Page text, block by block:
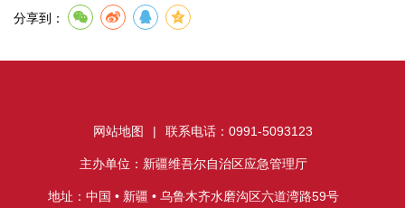
分享到：
网站地图 | 联系电话：0991-5093123
主办单位：新疆维吾尔自治区应急管理厅
地址：中国 • 新疆 • 乌鲁木齐水磨沟区六道湾路59号